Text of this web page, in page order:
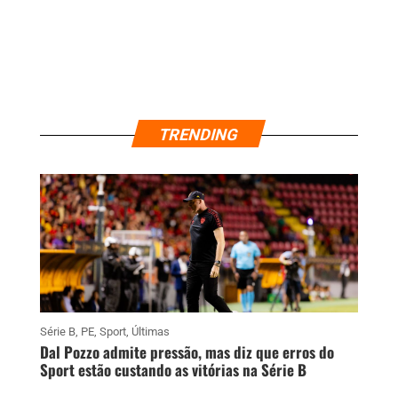
TRENDING
Série B, PE, Sport, Últimas
Dal Pozzo admite pressão, mas diz que erros do
Sport estão custando as vitórias na Série B